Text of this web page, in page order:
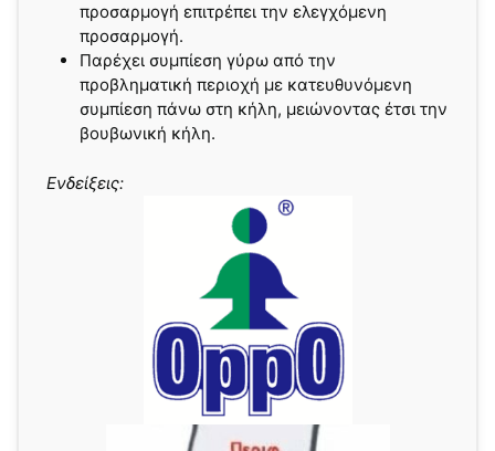
προσαρμογή επιτρέπει την ελεγχόμενη
προσαρμογή.
Παρέχει συμπίεση γύρω από την
προβληματική περιοχή με κατευθυνόμενη
συμπίεση πάνω στη κήλη, μειώνοντας έτσι την
βουβωνική κήλη.
Ενδείξεις: